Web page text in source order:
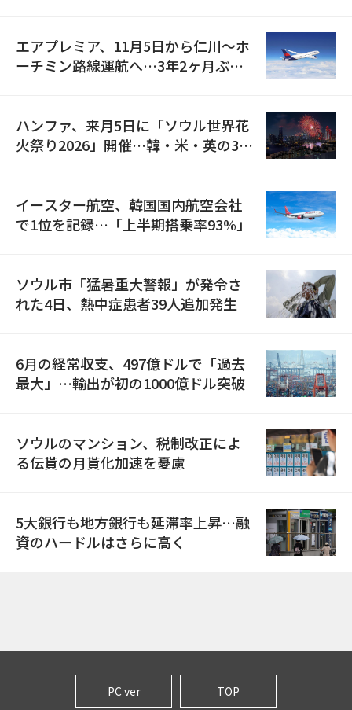
エアプレミア、11月5日から仁川〜ホ
ーチミン路線運航へ…3年2ヶ月ぶり
ハンファ、来月5日に「ソウル世界花
火祭り2026」開催…韓・米・英の3カ
イースター航空、韓国国内航空会社
で1位を記録…「上半期搭乗率93%」
ソウル市「猛暑重大警報」が発令さ
れた4日、熱中症患者39人追加発生
6月の経常収支、497億ドルで「過去
最大」…輸出が初の1000億ドル突破
ソウルのマンション、税制改正によ
る伝貰の月貰化加速を憂慮
5大銀行も地方銀行も延滞率上昇…融
資のハードルはさらに高く
PC ver TOP